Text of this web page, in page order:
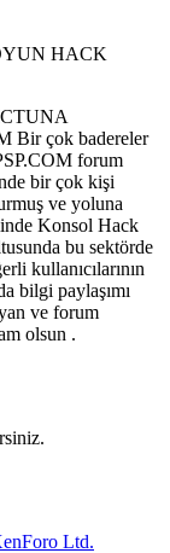
HACK
Bir çok badereler
forum
bir çok kişi
ve yoluna
Konsol Hack
bu sektörde
kullanıcılarının
bilgi paylaşımı
ve forum
olsun .
Ltd.